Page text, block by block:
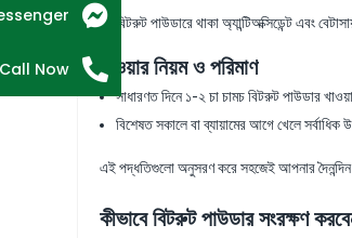
বিটরুট পাউডারে থাকা অ্যান্টিঅক্সিডেন্ট এবং
খাওয়ার নিয়ম ও পরিমাণ
সাধারণত দিনে ১-২ চা চামচ বিটরুট পাউডার
বিশেষত সকালে বা ব্যায়ামের আগে খেলে সর্বাধিক
এই পদ্ধতিগুলো অনুসরণ করে সহজেই আপনার
কীভাবে বিটরুট পাউডার সংরক্ষণ
Call Now